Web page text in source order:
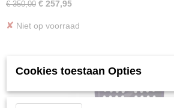
€ 350,00 € 257,95
✘ Niet op voorraad
Cookies toestaan Opties